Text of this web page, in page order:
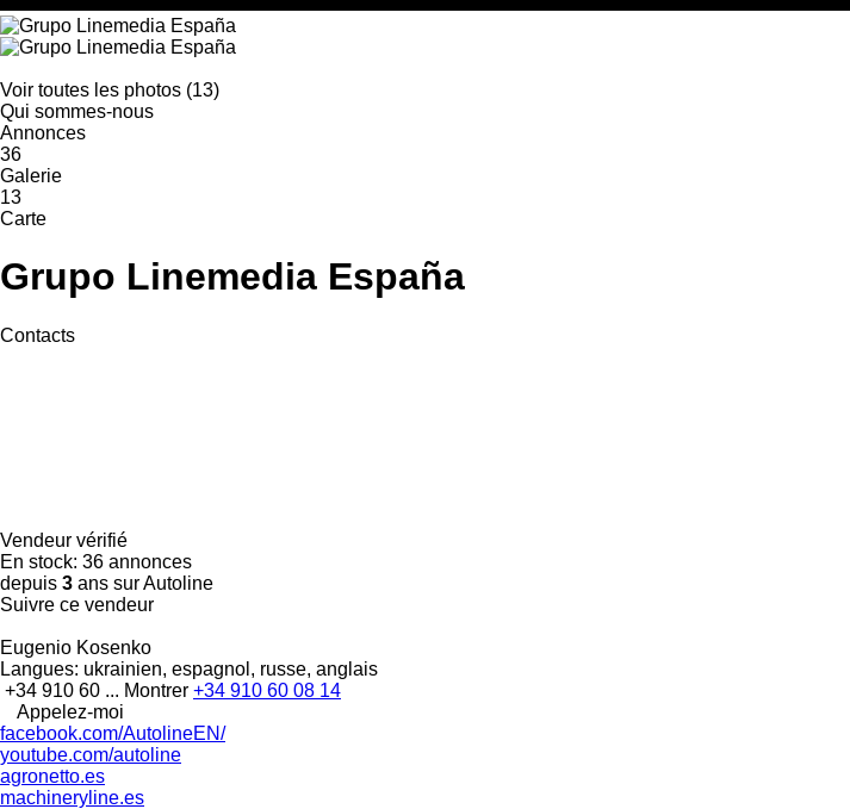
Voir toutes les photos (13)
Qui sommes-nous
Annonces
36
Galerie
13
Carte
Grupo Linemedia España
Contacts
Vendeur vérifié
En stock: 36 annonces
depuis 3 ans sur Autoline
Suivre ce vendeur
Eugenio Kosenko
Langues: ukrainien, espagnol, russe, anglais
+34 910 60 ... Montrer +34 910 60 08 14
Appelez-moi
facebook.com/AutolineEN/
youtube.com/autoline
agronetto.es
machineryline.es